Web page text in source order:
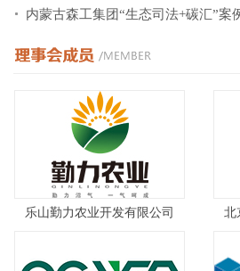
内蒙古森工集团“生态司法+碳汇”案
乐山勤力农业开发有限公司 北